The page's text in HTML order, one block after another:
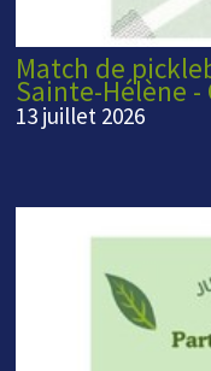
Match de
Sainte-Hélène
13 juillet 2026